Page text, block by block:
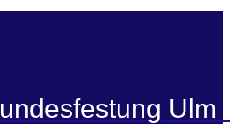
Ulm